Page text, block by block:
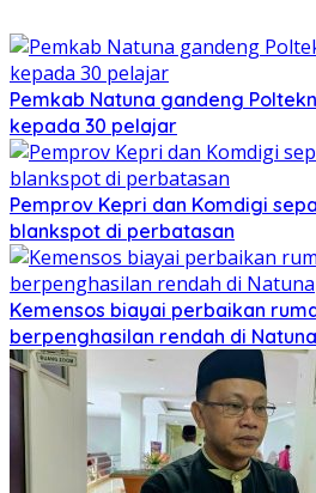
Pemkab Natuna gandeng
kepada 30 pelajar
Pemprov Kepri dan Komdigi
blankspot di perbatasan
Kemensos biayai perbaikan
berpenghasilan rendah di Natuna